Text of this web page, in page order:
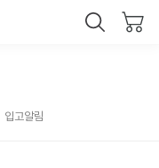
입고알림